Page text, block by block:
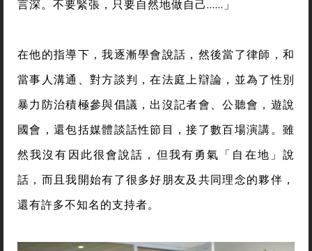
言深。不要緊張，只要自然地做自己……」
在他的指導下，我逐漸學會說話，然後當了律師，和
當事人溝通、對方談判，在法庭上辯論，並為了性別
暴力防治積極參與倡議，出沒記者會、公聽會，遊說
國會，還包括媒體談話性節目，接了數百場演講。雖
然我沒有因此很會說話，但我有勇氣「自在地」說
話，而且我開始有了很多好朋友及共同理念的夥伴，
還有許多不知名的支持者。